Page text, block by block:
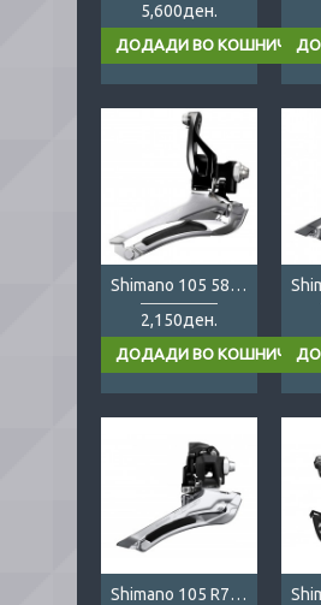
5,600ден.
Shimano 105 5800 2x11
2,150ден.
Shimano 105 R7100 12s